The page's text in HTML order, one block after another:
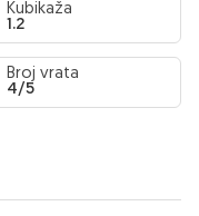
Kubikaža
1.2
Broj vrata
4/5